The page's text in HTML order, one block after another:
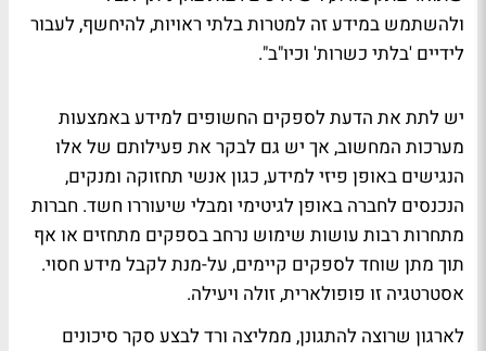
ולהשתמש במידע זה למטרות בלתי ראויות, להיחשף, לעבור
לידיים 'בלתי כשרות' וכיו"ב".
יש לתת את הדעת לספקים החשופים למידע באמצעות
מערכות המחשוב, אך יש גם לבקר את פעילותם של אלו
הנגישים באופן פיזי למידע, כגון אנשי תחזוקה ומנקים,
הנכנסים לחברה באופן לגיטימי ומבלי שיעוררו חשד. חברות
מתחרות רבות עושות שימוש נרחב בספקים מתחזים או אף
תוך מתן שוחד לספקים קיימים, על-מנת לקבל מידע חסוי.
אסטרטגיה זו פופולארית, זולה ויעילה.
לארגון שרוצה להתגונן, ממליצה ורד לבצע סקר סיכונים